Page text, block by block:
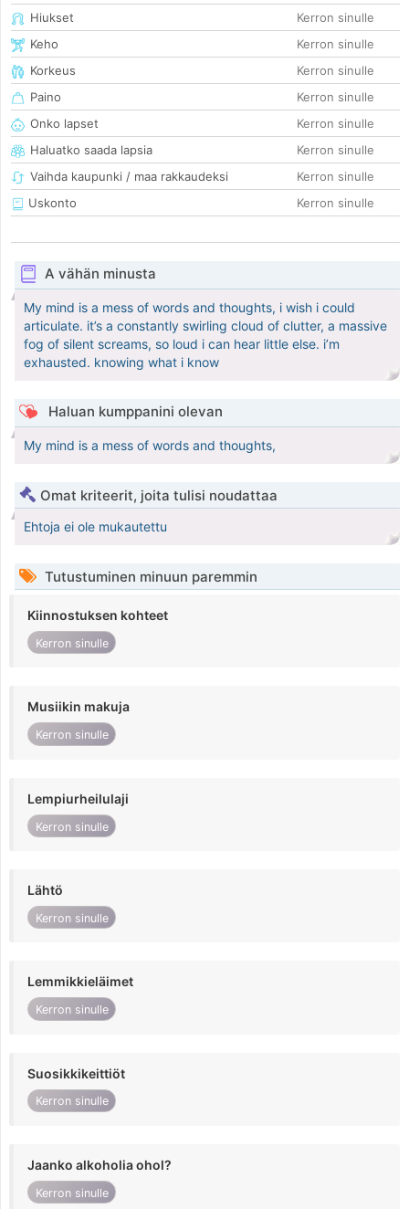
Hiukset
Kerron sinulle
Keho
Kerron sinulle
Korkeus
Kerron sinulle
Paino
Kerron sinulle
Onko lapset
Kerron sinulle
Haluatko saada lapsia
Kerron sinulle
Vaihda kaupunki / maa rakkaudeksi
Kerron sinulle
Uskonto
Kerron sinulle
A vähän minusta
My mind is a mess of words and thoughts, i wish i could
articulate. it’s a constantly swirling cloud of clutter, a massive
fog of silent screams, so loud i can hear little else. i’m
exhausted. knowing what i know
Haluan kumppanini olevan
My mind is a mess of words and thoughts,
Omat kriteerit, joita tulisi noudattaa
Ehtoja ei ole mukautettu
Tutustuminen minuun paremmin
Kiinnostuksen kohteet
Kerron sinulle
Musiikin makuja
Kerron sinulle
Lempiurheilulaji
Kerron sinulle
Lähtö
Kerron sinulle
Lemmikkieläimet
Kerron sinulle
Suosikkikeittiöt
Kerron sinulle
Jaanko alkoholia ohol?
Kerron sinulle